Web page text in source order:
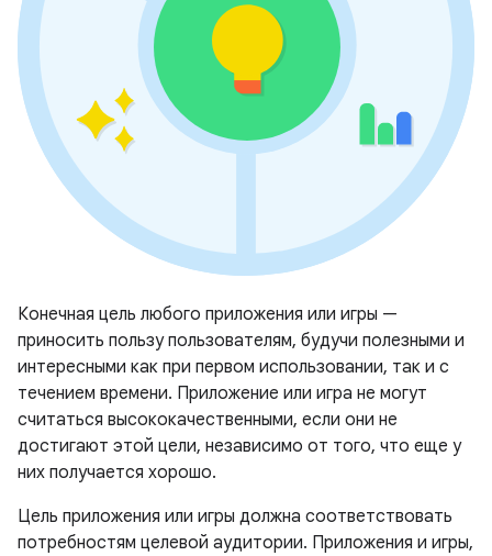
Конечная цель любого приложения или игры —
приносить пользу пользователям, будучи полезными и
интересными как при первом использовании, так и с
течением времени. Приложение или игра не могут
считаться высококачественными, если они не
достигают этой цели, независимо от того, что еще у
них получается хорошо.
Цель приложения или игры должна соответствовать
потребностям целевой аудитории. Приложения и игры,